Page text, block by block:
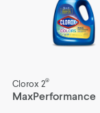
Clorox 2®
MaxPerformance